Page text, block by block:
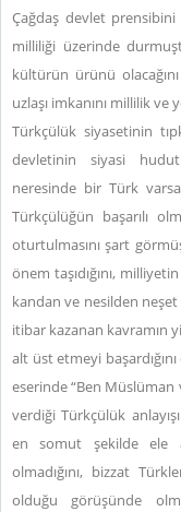
Çağdaş devlet
milliliği üzerinde
kültürün ürünü
uzlaşı imkanını millilik
Türkçülük siyasetinin
devletinin siyasi
neresinde bir Türk
Türkçülüğün başarılı
oturtulmasını şart
önem taşıdığını,
kandan ve nesilden neşet
itibar kazanan kavramın
alt üst etmeyi
eserinde “Ben Müslüman
verdiği Türkçülük
en somut şekilde ele
olmadığını, bizzat
olduğu görüşünde